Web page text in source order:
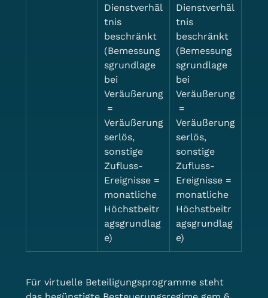
Dienstverhäl
tnis
beschränkt
(Bemessung
sgrundlage
bei
Veräußerung
=
Veräußerung
serlös,
sonstige
Zufluss-
Ereignisse =
monatliche
Höchstbeitr
agsgrundlag
e)
Dienstverhäl
tnis
beschränkt
(Bemessung
sgrundlage
bei
Veräußerung
=
Veräußerung
serlös,
sonstige
Zufluss-
Ereignisse =
monatliche
Höchstbeitr
agsgrundlag
e)
Für virtuelle Beteiligungsprogramme steht